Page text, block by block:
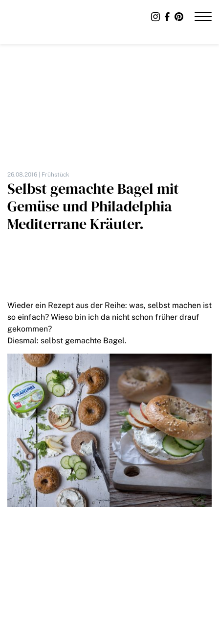
26.08.2016 | Frühstück
Selbst gemachte Bagel mit
Gemüse und Philadelphia
Mediterrane Kräuter.
Wieder ein Rezept aus der Reihe: was, selbst machen ist
so einfach? Wieso bin ich da nicht schon früher drauf
gekommen?
Diesmal: selbst gemachte Bagel.